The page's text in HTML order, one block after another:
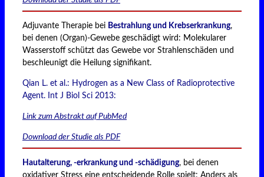
Adjuvante Therapie bei Bestrahlung und Krebserkrankung,
bei denen (Organ)-Gewebe geschädigt wird: Molekularer
Wasserstoff schützt das Gewebe vor Strahlenschäden und
beschleunigt die Heilung signifikant.
Qian L. et al.: Hydrogen as a New Class of Radioprotective
Agent. Int J Biol Sci 2013:
Link zum Abstrakt auf PubMed
Download der Studie als PDF
Hautalterung, -erkrankung und -schädigung, bei denen
oxidativer Stress eine entscheidende Rolle spielt: Anders als